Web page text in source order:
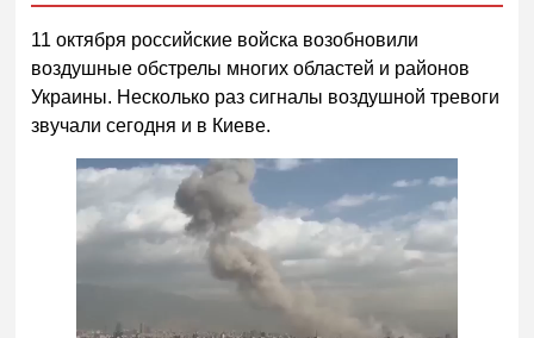
11 октября российские войска возобновили
воздушные обстрелы многих областей и районов
Украины. Несколько раз сигналы воздушной тревоги
звучали сегодня и в Киеве.